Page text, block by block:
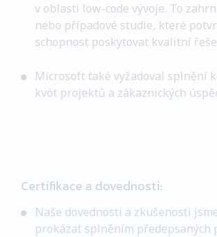
v oblasti low-code vývoje. To
nebo případové studie, které
schopnost poskytovat kvalitní
Microsoft také vyžadoval splnění
kvót projektů a zákaznických
Certifikace a dovednosti:
Naše dovednosti a zkušenosti
prokázat splněním předepsaných